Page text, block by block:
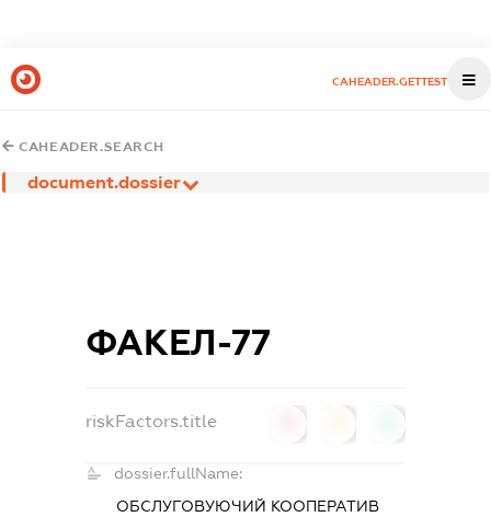
CAHEADER.GETTEST
CAHEADER.SEARCH
document.dossier
ФАКЕЛ-77
riskFactors.title
dossier.fullName:
ОБСЛУГОВУЮЧИЙ КООПЕРАТИВ